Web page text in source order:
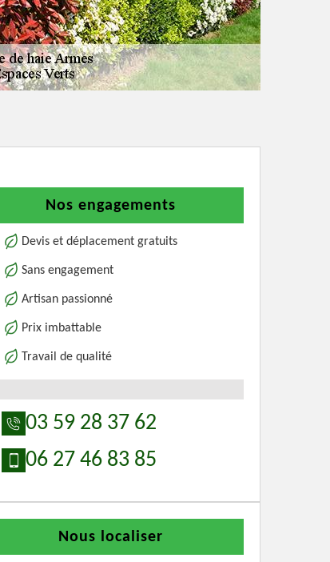
Nos engagements
Devis et déplacement gratuits
Sans engagement
Artisan passionné
Prix imbattable
Travail de qualité
03 59 28 37 62
06 27 46 83 85
Nous localiser